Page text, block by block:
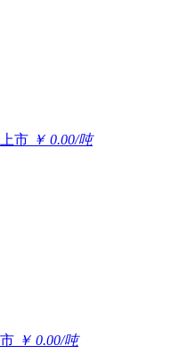
市 ￥ 0.00/吨
￥ 0.00/吨